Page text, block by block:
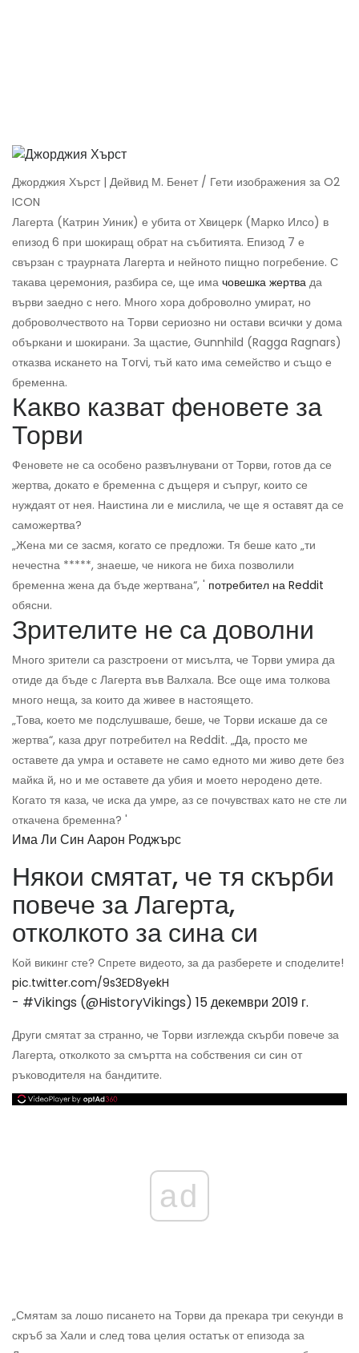
Джорджия Хърст | Дейвид М. Бенет / Гети изображения за O2
ICON
Лагерта (Катрин Уиник) е убита от Хвицерк (Марко Илсо) в
епизод 6 при шокиращ обрат на събитията. Епизод 7 е
свързан с траурната Лагерта и нейното пищно погребение. С
такава церемония, разбира се, ще има човешка жертва да
върви заедно с него. Много хора доброволно умират, но
доброволчеството на Торви сериозно ни остави всички у дома
объркани и шокирани. За щастие, Gunnhild (Ragga Ragnars)
отказва искането на Torvi, тъй като има семейство и също е
бременна.
Какво казват феновете за
Торви
Феновете не са особено развълнувани от Торви, готов да се
жертва, докато е бременна с дъщеря и съпруг, които се
нуждаят от нея. Наистина ли е мислила, че ще я оставят да се
саможертва?
„Жена ми се засмя, когато се предложи. Тя беше като „ти
нечестна *****, знаеше, че никога не биха позволили
бременна жена да бъде жертвана“, ' потребител на Reddit
обясни.
Зрителите не са доволни
Много зрители са разстроени от мисълта, че Торви умира да
отиде да бъде с Лагерта във Валхала. Все още има толкова
много неща, за които да живее в настоящето.
„Това, което ме подслушваше, беше, че Торви искаше да се
жертва“, каза друг потребител на Reddit. „Да, просто ме
оставете да умра и оставете не само едното ми живо дете без
майка й, но и ме оставете да убия и моето неродено дете.
Когато тя каза, че иска да умре, аз се почувствах като не сте ли
откачена бременна? '
Има Ли Син Аарон Роджърс
Някои смятат, че тя скърби
повече за Лагерта,
отколкото за сина си
Кой викинг сте? Спрете видеото, за да разберете и споделите!
pic.twitter.com/9s3ED8yekH
- #Vikings (@HistoryVikings) 15 декември 2019 г.
Други смятат за странно, че Торви изглежда скърби повече за
Лагерта, отколкото за смъртта на собствения си син от
ръководителя на бандитите.
ad
„Смятам за лошо писането на Торви да прекара три секунди в
скръб за Хали и след това целия остатък от епизода за